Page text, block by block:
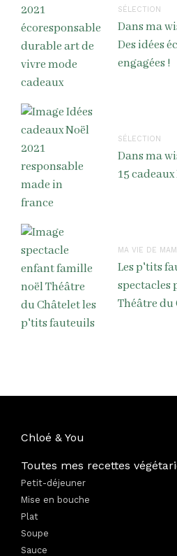
SÉLECTION
Dans ma
Des idées
engagées !
SÉLECTION
Dans ma
15
MA VIE DE
Les p'tits
spectacles
Théâtre du
Chloé & You
Toutes mes recettes
Petit-déjeuner
Mise en bouche
Plat
Soupe
Sauce